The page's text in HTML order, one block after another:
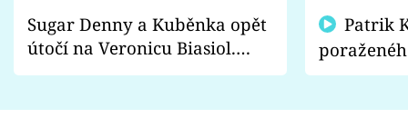
Sugar Denny a Kuběnka opět
útočí na Veronicu Biasiol.
Proč je podle nich falešná a
fanoušci